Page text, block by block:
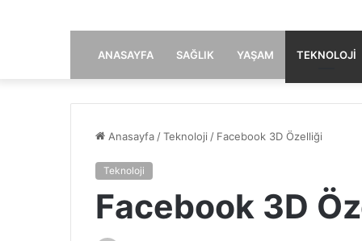
ANASAYFA SAĞLIK YAŞAM TEKNOLOJI
Anasayfa /Teknoloji / Facebook 3D Özelliği
Teknoloji
Facebook 3D